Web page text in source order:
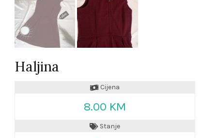
Haljina
Cijena
8.00 KM
Stanje